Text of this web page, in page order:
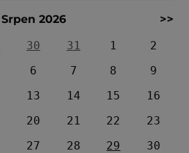
Srpen 2026
>>
30 31 1
2
6 7 8
9
13 14 15
16
20 21 22
23
27 28 29
30